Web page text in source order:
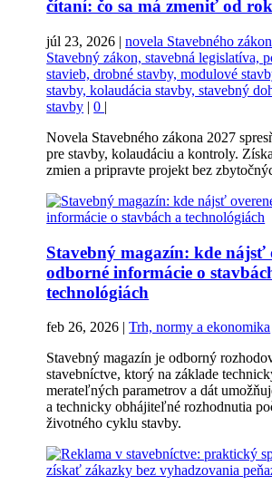
čítaní: čo sa má zmeniť od
júl 23, 2026 |novela Stavebného
Stavebný zákon, stavebná legislatíva,
stavieb, drobné stavby, modulové
stavby, kolaudácia stavby, stavebný
stavby |0 |
Novela Stavebného zákona 2027
pre stavby, kolaudáciu a kontroly.
zmien a pripravte projekt bez
Stavebný magazín: kde nájsť
odborné informácie o
technológiách
feb 26, 2026 |Trh, normy a ekonomika
Stavebný magazín je odborný
stavebníctve, ktorý na základe
merateľných parametrov a dát
a technicky obhájiteľné rozhodnutia
životného cyklu stavby.